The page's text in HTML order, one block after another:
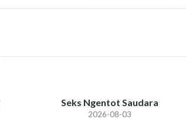
Seks Ngentot Saudara
2026-08-03